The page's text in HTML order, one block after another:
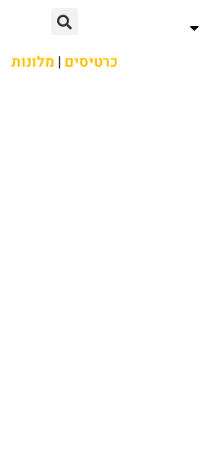
כרטיסים | מלונות